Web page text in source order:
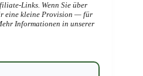
Links. Wenn Sie über
eine kleine Provision — für
Informationen in unserer